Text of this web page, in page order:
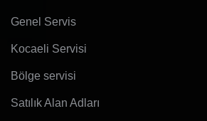
Genel Servis
Kocaeli Servisi
Bölge servisi
Satılık Alan Adları